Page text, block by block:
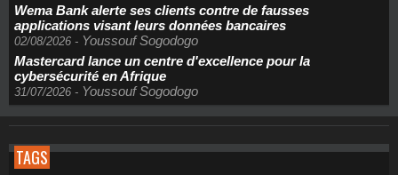
Wema Bank alerte ses clients contre de fausses
applications visant leurs données bancaires
02/08/2026 - Youssouf Sogodogo
Mastercard lance un centre d'excellence pour la
cybersécurité en Afrique
31/07/2026 - Youssouf Sogodogo
TAGS